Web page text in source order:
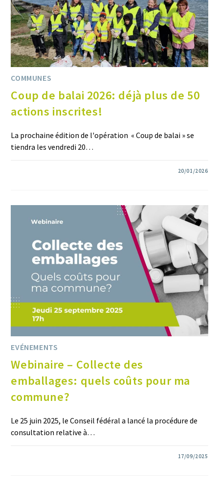
COMMUNES
Coup de balai 2026: déjà plus de 50
actions inscrites!
La prochaine édition de l'opération « Coup de balai » se
tiendra les vendredi 20…
20/01/2026
EVÉNEMENTS
Webinaire – Collecte des
emballages: quels coûts pour ma
commune?
Le 25 juin 2025, le Conseil fédéral a lancé la procédure de
consultation relative à…
17/09/2025